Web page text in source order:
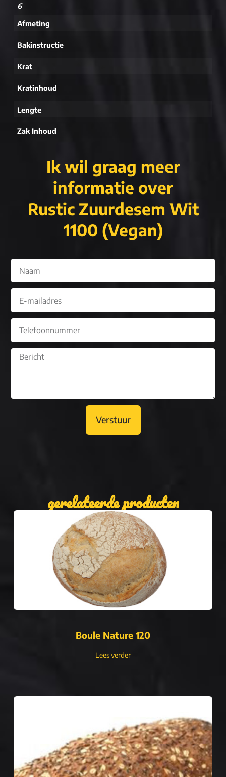
6
Afmeting
Bakinstructie
Krat
Kratinhoud
Lengte
Zak Inhoud
Ik wil graag meer
informatie over
Rustic Zuurdesem Wit
1100 (Vegan)
Verstuur
gerelateerde producten
Boule Nature 120
Lees verder